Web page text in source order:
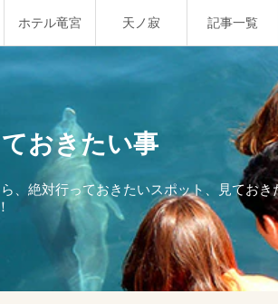
ホテル竜宮 天ノ寂 記事一覧
おきたい事
絶対行っておきたいスポット、見ておき